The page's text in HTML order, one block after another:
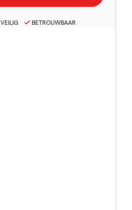
VEILIG BETROUWBAAR